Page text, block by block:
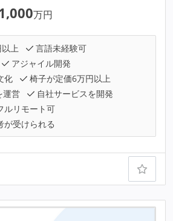
万円
上
言語未経験可
アジャイル開発
化
椅子が定価6万円以上
運営
自社サービスを開発
ルリモート可
が受けられる